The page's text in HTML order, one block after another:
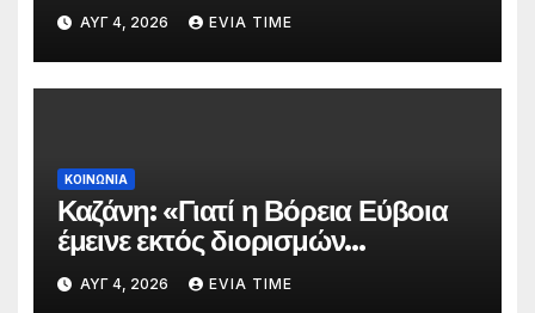
πολύ υψηλού κινδύνου
πυρκαγιάς
ΑΥΓ 4, 2026 EVIA TIME
ΚΟΙΝΩΝΙΑ
Καζάνη: «Γιατί η Βόρεια Εύβοια
έμεινε εκτός διορισμών
δασκάλων;»
ΑΥΓ 4, 2026 EVIA TIME